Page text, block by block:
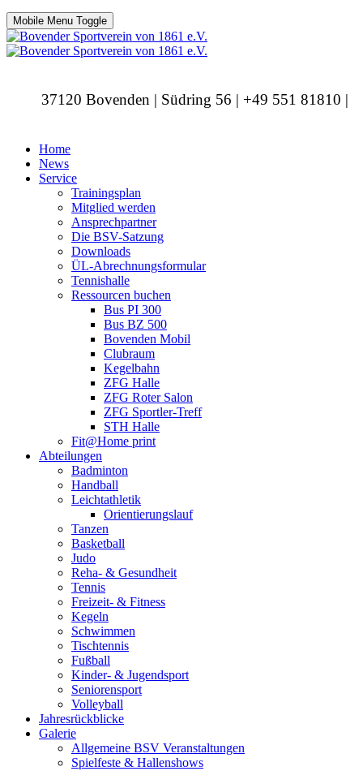
Mobile Menu Toggle
37120 Bovenden | Südring 56 | +49 551 81810 |
Home
News
Service
Trainingsplan
Mitglied werden
Ansprechpartner
Die BSV-Satzung
Downloads
ÜL-Abrechnungsformular
Tennishalle
Ressourcen buchen
Bus PI 300
Bus BZ 500
Bovenden Mobil
Clubraum
Kegelbahn
ZFG Halle
ZFG Roter Salon
ZFG Sportler-Treff
STH Halle
Fit@Home print
Abteilungen
Badminton
Handball
Leichtathletik
Orientierungslauf
Tanzen
Basketball
Judo
Reha- & Gesundheit
Tennis
Freizeit- & Fitness
Kegeln
Schwimmen
Tischtennis
Fußball
Kinder- & Jugendsport
Seniorensport
Volleyball
Jahresrückblicke
Galerie
Allgemeine BSV Veranstaltungen
Spielfeste & Hallenshows